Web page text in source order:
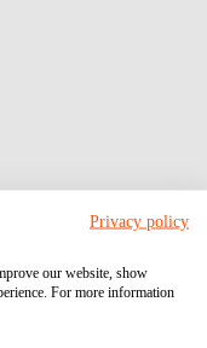
Privacy policy
our website, show
For more information